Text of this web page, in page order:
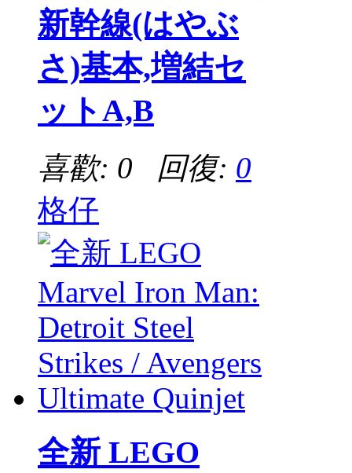
新幹線(はやぶ
さ)基本,増結セ
ットA,B
喜歡: 0 回復: 0
格仔
全新 LEGO